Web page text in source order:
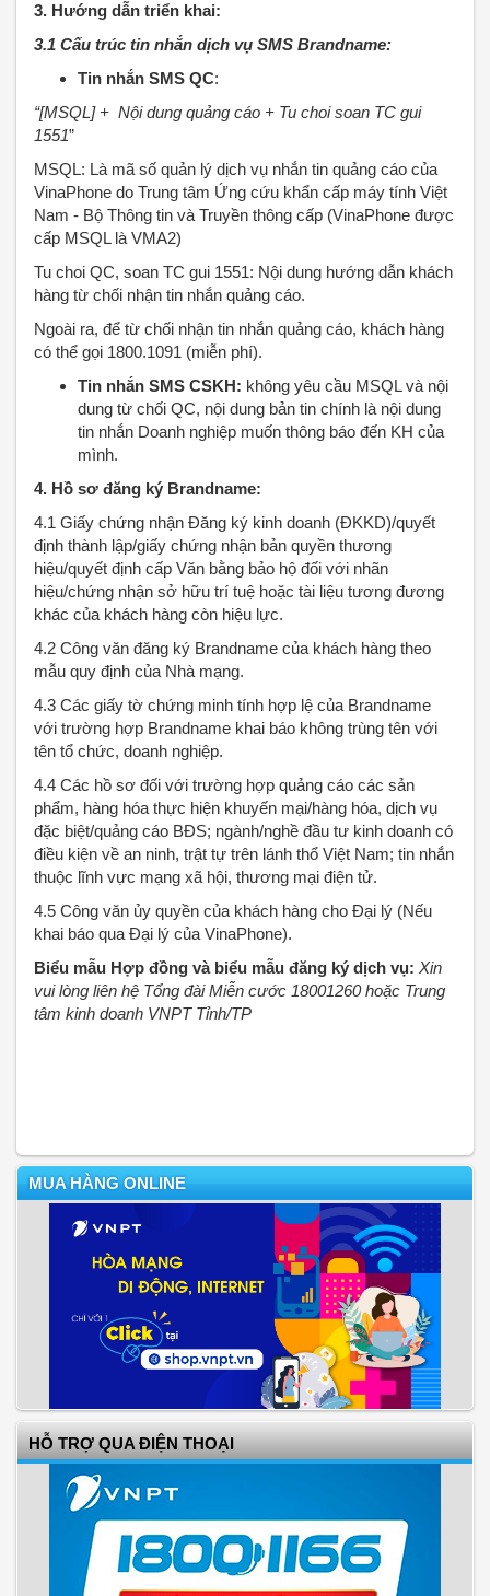
3. Hướng dẫn triển khai:
3.1 Cấu trúc tin nhắn dịch vụ SMS Brandname:
Tin nhắn SMS QC:
“[MSQL] + Nội dung quảng cáo + Tu choi soan TC gui
1551”
MSQL: Là mã số quản lý dịch vụ nhắn tin quảng cáo của
VinaPhone do Trung tâm Ứng cứu khẩn cấp máy tính Việt
Nam - Bộ Thông tin và Truyền thông cấp (VinaPhone được
cấp MSQL là VMA2)
Tu choi QC, soan TC gui 1551: Nội dung hướng dẫn khách
hàng từ chối nhận tin nhắn quảng cáo.
Ngoài ra, để từ chối nhận tin nhắn quảng cáo, khách hàng
có thể gọi 1800.1091 (miễn phí).
Tin nhắn SMS CSKH: không yêu cầu MSQL và nội
dung từ chối QC, nội dung bản tin chính là nội dung
tin nhắn Doanh nghiệp muốn thông báo đến KH của
mình.
4. Hồ sơ đăng ký Brandname:
4.1 Giấy chứng nhận Đăng ký kinh doanh (ĐKKD)/quyết
định thành lập/giấy chứng nhận bản quyền thương
hiệu/quyết định cấp Văn bằng bảo hộ đối với nhãn
hiệu/chứng nhận sở hữu trí tuệ hoặc tài liệu tương đương
khác của khách hàng còn hiệu lực.
4.2 Công văn đăng ký Brandname của khách hàng theo
mẫu quy định của Nhà mạng.
4.3 Các giấy tờ chứng minh tính hợp lệ của Brandname
với trường hợp Brandname khai báo không trùng tên với
tên tổ chức, doanh nghiệp.
4.4 Các hồ sơ đối với trường hợp quảng cáo các sản
phẩm, hàng hóa thực hiện khuyến mại/hàng hóa, dịch vụ
đặc biệt/quảng cáo BĐS; ngành/nghề đầu tư kinh doanh có
điều kiện về an ninh, trật tự trên lánh thổ Việt Nam; tin nhắn
thuộc lĩnh vực mạng xã hội, thương mại điện tử.
4.5 Công văn ủy quyền của khách hàng cho Đại lý (Nếu
khai báo qua Đại lý của VinaPhone).
Biểu mẫu Hợp đồng và biểu mẫu đăng ký dịch vụ: Xin
vui lòng liên hệ Tổng đài Miễn cước 18001260 hoặc Trung
tâm kinh doanh VNPT Tỉnh/TP
MUA HÀNG ONLINE
HỖ TRỢ QUA ĐIỆN THOẠI